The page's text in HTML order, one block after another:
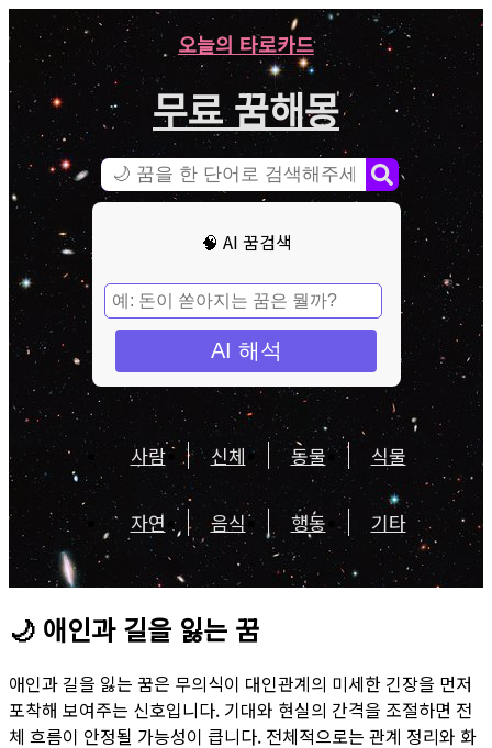
오늘의 타로카드
무료 꿈해몽
🧠 AI 꿈검색
AI 해석
사람 신체 동물 식물
자연 음식 행동 기타
🌙 애인과 길을 잃는 꿈
애인과 길을 잃는 꿈은 무의식이 대인관계의 미세한 긴장을 먼저
포착해 보여주는 신호입니다. 기대와 현실의 간격을 조절하면 전
체 흐름이 안정될 가능성이 큽니다. 전체적으로는 관계 정리와 화